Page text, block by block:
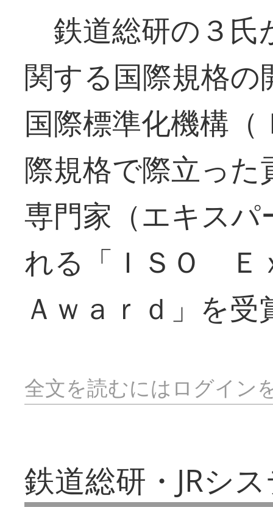
鉄道総研の３氏
関する国際規格
国際標準化機構
際規格で際立っ
専門家（エキス
れる「ＩＳＯ
Ａｗａｒｄ」を受
全文を読むにはログイン
鉄道総研・JRシ